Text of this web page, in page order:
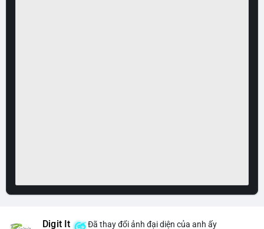
Digit It Đã thay đổi ảnh đại diện của anh ấy